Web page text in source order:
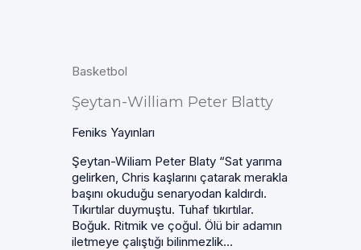
Basketbol
Şeytan-William Peter Blatty
Feniks Yayınları
Şeytan-Wiliam Peter Blaty “Sat yarıma
gelirken, Chris kaşlarını çatarak merakla
başını okuduğu senaryodan kaldırdı.
Tıkırtılar duymuştu. Tuhaf tıkırtılar.
Boğuk. Ritmik ve çoğul. Ölü bir adamın
iletmeye çalıştığı bilinmezlik...